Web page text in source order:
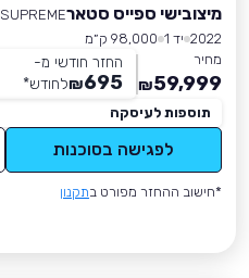
מיצובישי ספייס סטארSUPREME
2022 יד 1
98,000 ק״מ
מחיר
59,999
₪
החזר חודשי מ-
695
₪לחודש*
תוספות לעיסקה
לפגישה בסוכנות
*חישוב ההחזר מפורט בתקנון